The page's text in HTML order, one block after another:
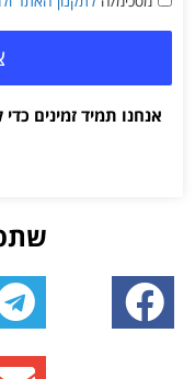
אנחנו תמיד זמינים